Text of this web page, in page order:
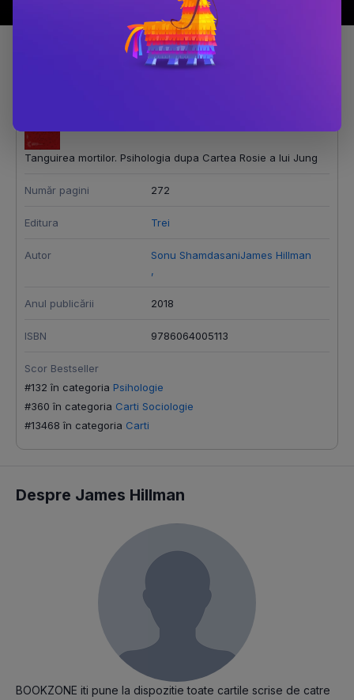
Tanguirea mortilor. Psihologia dupa Cartea Rosie a lui Jung
Număr pagini 272
Editura Trei
Autor
Sonu Shamdasani
,
James Hillman
Anul publicării 2018
ISBN 9786064005113
Scor Bestseller
#132 în categoria Psihologie
#360 în categoria Carti Sociologie
#13468 în categoria Carti
Despre James Hillman
BOOKZONE iti pune la dispozitie toate cartile scrise de catre